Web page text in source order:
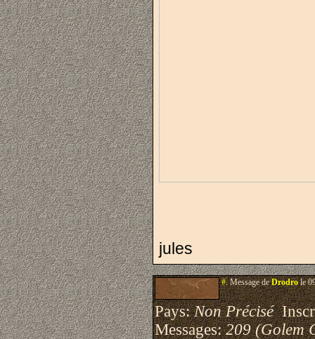
jules
#.Message deDrodrole
Pays:Non Précisé
Messages:209 (Golem